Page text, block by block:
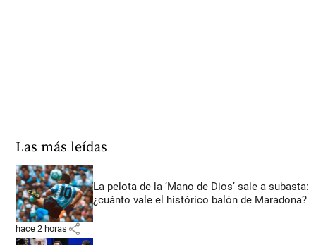
Las más leídas
La pelota de la ‘Mano de Dios’ sale a subasta:
¿cuánto vale el histórico balón de Maradona?
hace 2 horas share